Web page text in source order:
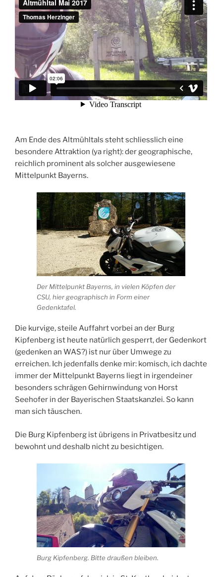
Am Ende des Altmühltals steht schliesslich eine
besondere Attraktion (ya right): der geographische,
reichlich prominent als solcher ausgewiesene
Mittelpunkt Bayerns.
Der Mittelpunkt Bayerns, in vielen Köpfen der
CSU, hier geographisch in Form einer
Gedenktafel.
Die kurvige, steile Auffahrt vorbei an der Burg
Kipfenberg ist heute natürlich gesperrt, der Gedenkort
(gedenken an WAS?) ist nur über Umwege zu
erreichen. Ich jedenfalls denke mir: komisch, ich dachte
immer der Mittelpunkt Bayerns liegt in irgendeiner
besonders schrägen Gehirnwindung von Horst
Seehofer in der Bayerischen Staatskanzlei. So kann
man sich täuschen.
Die Burg Kipfenberg ist übrigens in Privatbesitz und
bewohnt und deshalb nicht zu besichtigen.
Burg Kipfenberg. Bitte draußen bleiben.